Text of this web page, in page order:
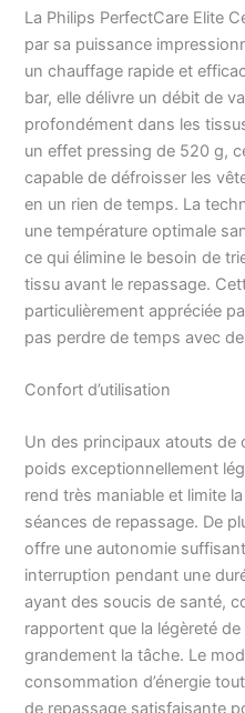
à
La Philips PerfectCare Elite
par sa puissance
un chauffage rapide et
bar, elle délivre un débit de
profondément dans les
un effet pressing de 520 g,
capable de défroisser les
en un rien de temps. La
une température optimale
ce qui élimine le besoin de
tissu avant le repassage.
particulièrement appréciée
pas perdre de temps avec
Confort d’utilisation
Un des principaux atouts de
poids exceptionnellement
rend très maniable et limite
séances de repassage. De
offre une autonomie
interruption pendant une
ayant des soucis de santé,
rapportent que la légèreté de
grandement la tâche. Le
consommation d’énergie
de repassage satisfaisante